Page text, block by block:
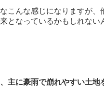
こんな感じになりますが、
となっているかもしれない
主に豪雨で崩れやすい土地